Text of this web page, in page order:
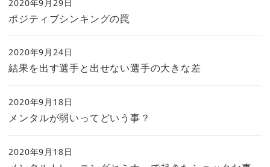
ポジティブシンキングの罠
2020年9月29日
結果を出す選手と出せない選手の大きな差
2020年9月24日
メンタルが弱いってどいう事？
2020年9月18日
2020年9月18日